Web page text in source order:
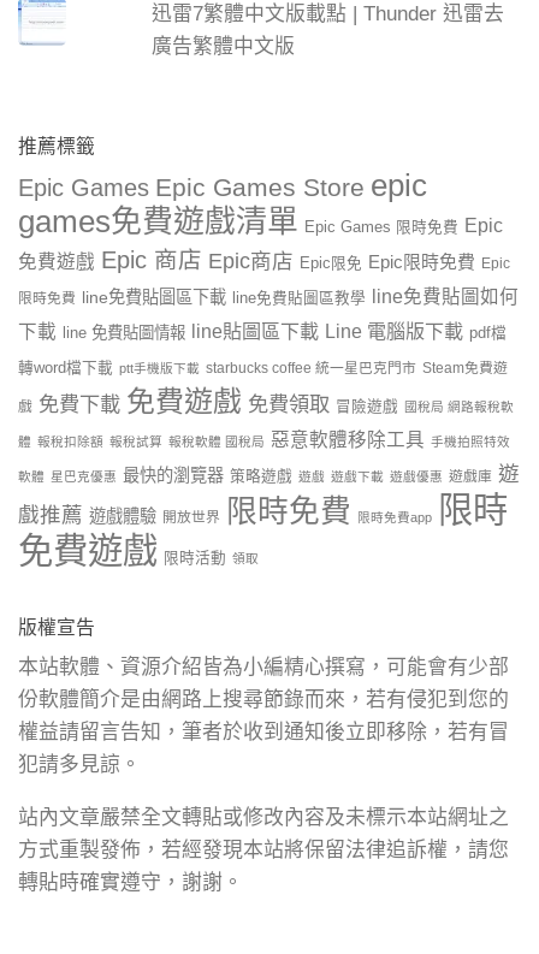
迅雷7繁體中文版載點 | Thunder 迅雷去
廣告繁體中文版
推薦標籤
Epic Games Epic Games Store epic
games免費遊戲清單 Epic Games 限時免費 Epic
免費遊戲 Epic 商店 Epic商店 Epic限免 Epic限時免費 Epic
限時免費 line免費貼圖區下載 line免費貼圖區教學
line免費貼圖如何
下載
line 免費貼圖情報 line貼圖區下載 Line 電腦版下載 pdf檔
轉word檔下載 ptt手機版下載 starbucks coffee 統一星巴克門市 Steam免費遊
戲 免費下載 免費遊戲 免費領取 冒險遊戲 國稅局 網路報稅軟
體 報稅扣除額 報稅試算 報稅軟體 國稅局 惡意軟體移除工具 手機拍照特效
軟體 星巴克優惠 最快的瀏覽器 策略遊戲 遊戲 遊戲下載 遊戲優惠 遊戲庫 遊
戲推薦 遊戲體驗 開放世界 限時免費 限時免費app
限時
免費遊戲 限時活動 領取
版權宣告
本站軟體、資源介紹皆為小編精心撰寫，可能會有少部
份軟體簡介是由網路上搜尋節錄而來，若有侵犯到您的
權益請留言告知，筆者於收到通知後立即移除，若有冒
犯請多見諒。
站內文章嚴禁全文轉貼或修改內容及未標示本站網址之
方式重製發佈，若經發現本站將保留法律追訴權，請您
轉貼時確實遵守，謝謝。